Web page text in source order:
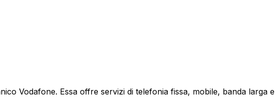
Vodafone. Essa offre servizi di telefonia fissa, mobile, banda larga e